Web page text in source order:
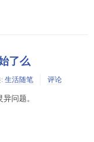
了么
生活随笔 评论
问题。